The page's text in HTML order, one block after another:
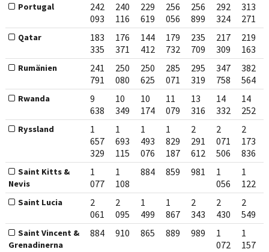
Portugal
242
093
240
116
229
619
256
056
256
899
292
324
313
271
Qatar
183
335
176
371
144
412
179
732
235
709
217
309
219
163
Rumänien
241
791
250
080
250
625
285
071
295
319
347
758
382
564
Rwanda
9
638
10
349
10
174
11
079
13
316
14
332
14
252
Ryssland
1
657
329
1
693
115
1
493
076
1
829
187
2
291
612
2
071
506
2
173
836
Saint Kitts &
Nevis
1
077
1
108
884 859 981
1
056
1
122
Saint Lucia
2
061
2
095
1
499
1
867
2
343
2
430
2
549
Saint Vincent &
Grenadinerna
884 910 865 889 989
1
072
1
157